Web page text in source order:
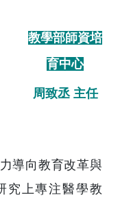
教學部師資培
育中心
周致丞 主任
導向教育改革與
究上專注醫學教